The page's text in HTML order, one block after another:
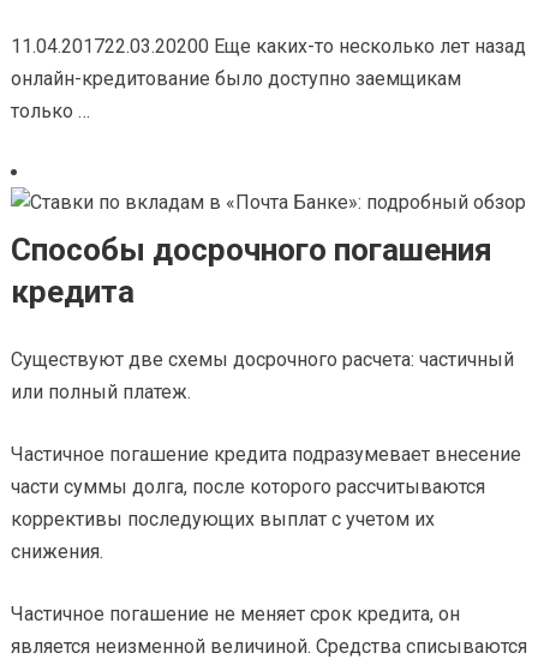
11.04.201722.03.20200 Еще каких-то несколько лет назад
онлайн-кредитование было доступно заемщикам
только …
Способы досрочного погашения
кредита
Существуют две схемы досрочного расчета: частичный
или полный платеж.
Частичное погашение кредита подразумевает внесение
части суммы долга, после которого рассчитываются
коррективы последующих выплат с учетом их
снижения.
Частичное погашение не меняет срок кредита, он
является неизменной величиной. Средства списываются